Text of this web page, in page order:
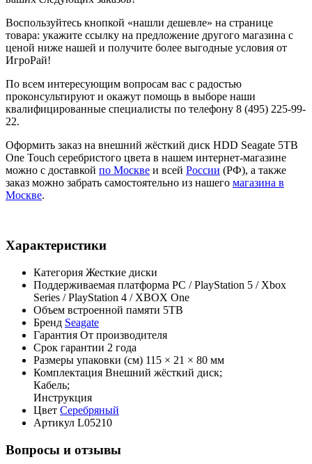
Воспользуйтесь кнопкой «нашли дешевле» на странице
товара: укажите ссылку на предложение другого магазина с
ценой ниже нашей и получите более выгодные условия от
ИгроРай!
По всем интересующим вопросам вас с радостью
проконсультируют и окажут помощь в выборе наши
квалифицированные специалисты по телефону 8 (495) 225-99-
22.
Оформить заказ на внешний жёсткий диск HDD Seagate 5TB
One Touch серебристого цвета в нашем интернет-магазине
можно с доставкой по Москве и всей России (РФ), а также
заказ можно забрать самостоятельно из нашего магазина в
Москве.
Характеристики
Категория Жесткие диски
Поддерживаемая платформа PC / PlayStation 5 / Xbox
Series / PlayStation 4 / XBOX One
Объем встроенной памяти 5TB
Бренд Seagate
Гарантия От производителя
Срок гарантии 2 года
Размеры упаковки (см) 115 × 21 × 80 мм
Комплектация Внешний жёсткий диск;
Кабель;
Инструкция
Цвет Серебряный
Артикул L05210
Вопросы и отзывы